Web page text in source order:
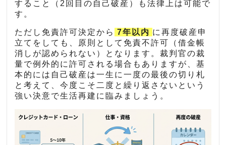
すること（2回目の自己破産）も法律上は可能で
す。
ただし免責許可決定から 7年以内 に再度破産申
立てをしても、原則として免責不許可（借金帳
消しが認められない）となります。裁判官の裁
量で例外的に許可される場合もありますが、基
本的には自己破産は一生に一度の最後の切り札
と考えて、今度こそ二度と繰り返さないという
強い決意で生活再建に臨みましょう。